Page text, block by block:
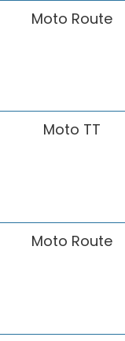
Moto Route
Moto TT
Moto Route